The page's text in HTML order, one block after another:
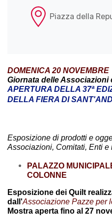
Piazza della
DOMENICA 20 NOVEMBRE
Giornata delle Associazioni
APERTURA DELLA 37ª
DELLA FIERA DI
Esposizione di prodotti e
Associazioni, Comitati, Enti e
PALAZZO
COLONNE
Esposizione dei Quilt
dall'Associazione Pazze per
Mostra aperta fino al 27